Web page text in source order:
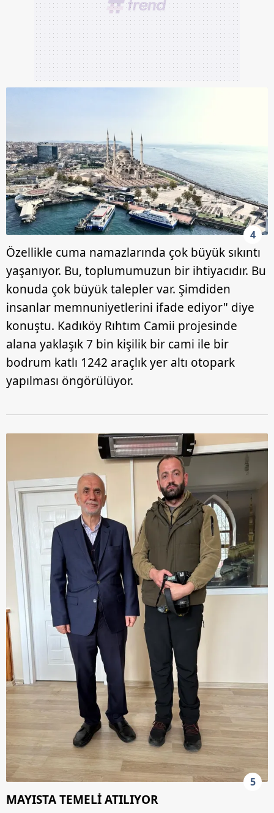
toplumu hizmetlerinin sunulması amacıyla
kullanılmaktadır. Diğer çerezler, sitemizin daha işlevsel
kılınması ve kişiselleştirilmesi ve sizlere yönelik
reklam/pazarlama faaliyetlerinin yapılması, amaçlarıyla
sınırlı olarak açık rızanız dahilinde kullanılacaktır.
için Ayarlar butonuna tıklayabilir,
Metnimiziziyaret edebilirsiniz.
6698 sayılı Kişisel Verilerin Korunması Kanunu uyarınca
hazırlanmış Aydınlatma Metnimizi okumak ve sitemizde
ilgili mevzuata uygun olarak kullanılan çerezlerle ilgili bilgi
almak için lütfentıklayınız.
4
Özellikle cuma namazlarında çok büyük sıkıntı
yaşanıyor. Bu, toplumumuzun bir ihtiyacıdır. Bu
konuda çok büyük talepler var. Şimdiden
insanlar memnuniyetlerini ifade ediyor" diye
konuştu. Kadıköy Rıhtım Camii projesinde
alana yaklaşık 7 bin kişilik bir cami ile bir
bodrum katlı 1242 araçlık yer altı otopark
yapılması öngörülüyor.
5
MAYISTA TEMELİ ATILIYOR